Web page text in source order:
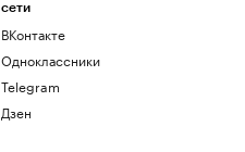
сети
ВКонтакте
Одноклассники
Telegram
Дзен